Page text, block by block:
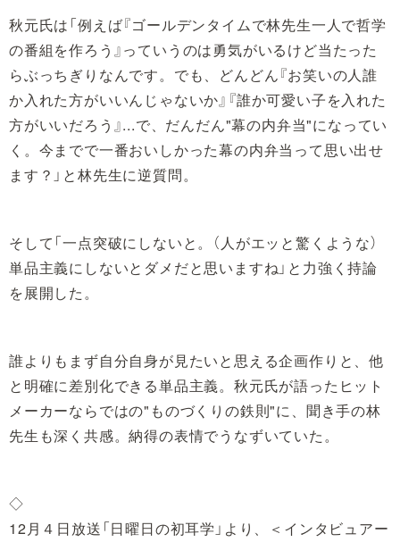
秋元氏は「例えば『ゴールデンタイムで林先生一人で哲学
の番組を作ろう』っていうのは勇気がいるけど当たった
らぶっちぎりなんです。でも、どんどん『お笑いの人誰
か入れた方がいいんじゃないか』『誰か可愛い子を入れた
方がいいだろう』...で、だんだん"幕の内弁当"になってい
く。今までで一番おいしかった幕の内弁当って思い出せ
ます？」と林先生に逆質問。
そして「一点突破にしないと。（人がエッと驚くような）
単品主義にしないとダメだと思いますね」と力強く持論
を展開した。
誰よりもまず自分自身が見たいと思える企画作りと、他
と明確に差別化できる単品主義。秋元氏が語ったヒット
メーカーならではの"ものづくりの鉄則"に、聞き手の林
先生も深く共感。納得の表情でうなずいていた。
◇
12月４日放送「日曜日の初耳学」より、＜インタビュアー